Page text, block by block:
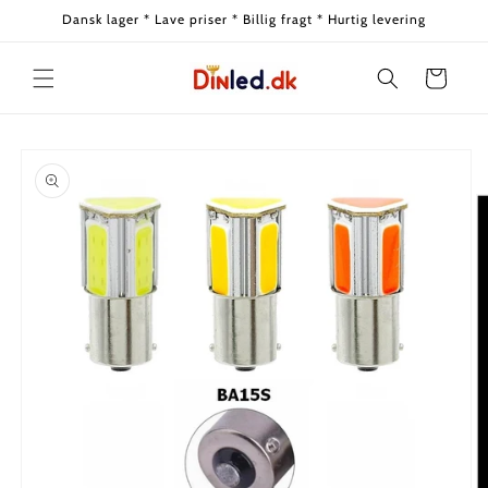
Gå tilDansk lager * Lave priser * Billig fragt * Hurtig levering
Indkøbskurv